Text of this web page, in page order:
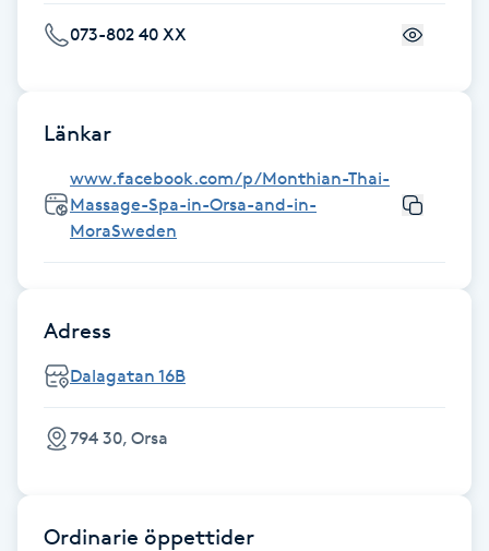
Fransk manikyr
Frekvensterapi
Friskvård
Funktionsanalys
Färgning
Föning
073-802 40 XX
Länkar
www.facebook.com/p/Monthian-Thai-
Massage-Spa-in-Orsa-and-in-
MoraSweden
Adress
Dalagatan 16B
794 30, Orsa
Ordinarie öppettider